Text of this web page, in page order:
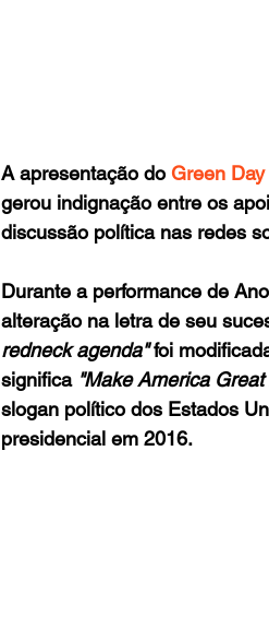
A apresentação do Green Day
gerou indignação entre os
discussão política nas redes
Durante a performance de
alteração na letra de seu
redneck agenda" foi
significa "Make America
slogan político dos Estados
presidencial em 2016.